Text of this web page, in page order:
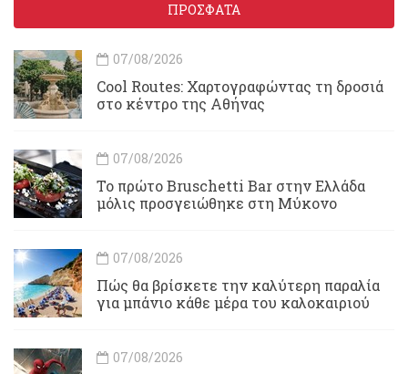
ΠΡΟΣΦΑΤΑ
07/08/2026
Cool Routes: Χαρτογραφώντας τη δροσιά
στο κέντρο της Αθήνας
07/08/2026
Το πρώτο Bruschetti Bar στην Ελλάδα
μόλις προσγειώθηκε στη Μύκονο
07/08/2026
Πώς θα βρίσκετε την καλύτερη παραλία
για μπάνιο κάθε μέρα του καλοκαιριού
07/08/2026